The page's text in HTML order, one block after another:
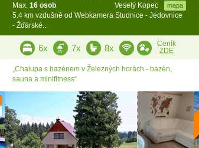
Veselý Kopec mapa
Max. 16 osob
5.4 km vzdušně od Webkamera Studnice - Jedovnice
- Žďárské...
6x 7x 8x
Ceník
ZDE
„Chalupa s bazénem v Železných horách - bazén,
sauna a minifitness“